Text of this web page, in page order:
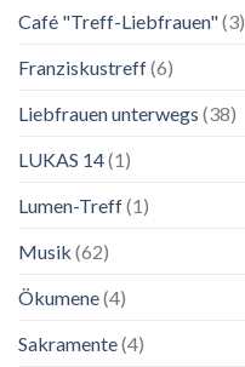
Café "Treff-Liebfrauen"(3)
Franziskustreff(6)
Liebfrauen unterwegs (38)
LUKAS 14(1)
Lumen-Treff(1)
Musik (62)
Ökumene(4)
Sakramente(4)